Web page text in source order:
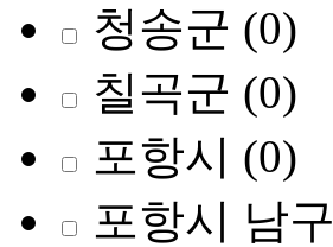
청송군 (0)
칠곡군 (0)
포항시 (0)
포항시 남구